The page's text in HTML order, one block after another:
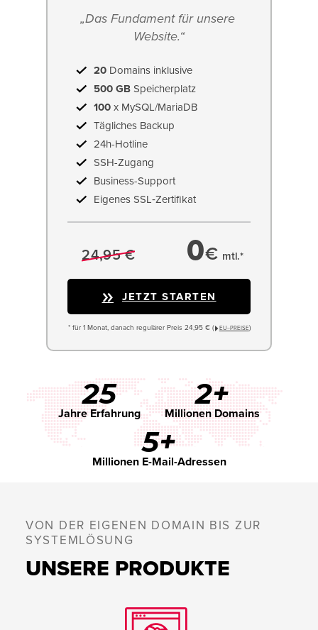
„Das Fundament für unsere
Website.“
20 Domains inklusive
500 GB Speicherplatz
100 x MySQL/MariaDB
Tägliches Backup
24h-Hotline
SSH-Zugang
Business-Support
Eigenes SSL‑Zertifikat
24,95 € 0€ mtl.*
JETZT STARTEN
* für 1 Monat, danach regulärer Preis 24,95 € ( EU−PREISE)
25
Jahre Erfahrung
2+
Millionen Domains
5+
Millionen E-Mail-Adressen
VON DER EIGENEN DOMAIN BIS ZUR
SYSTEMLÖSUNG
UNSERE PRODUKTE